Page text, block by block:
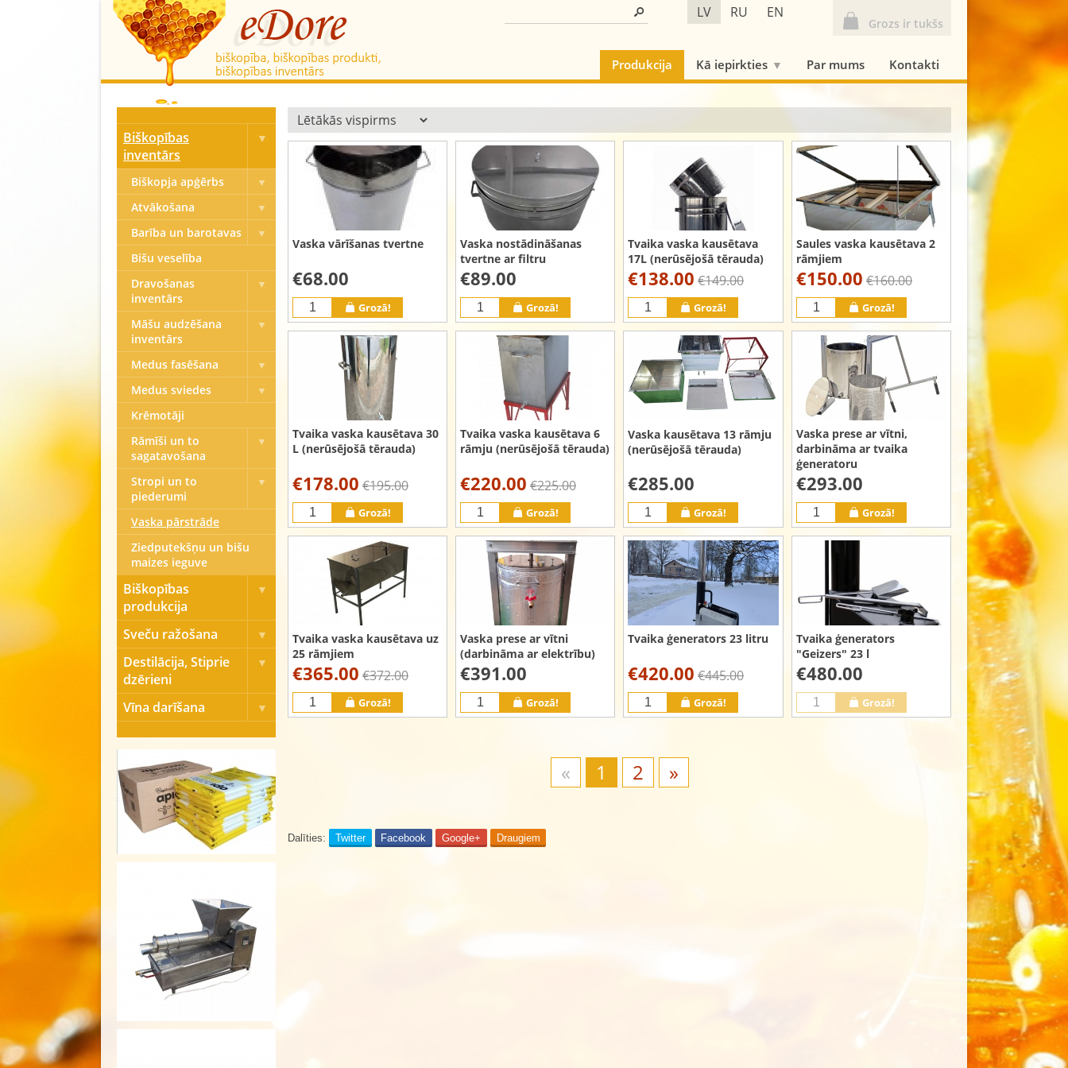
LV RU EN
Grozs ir tukšs
Produkcija Kā iepirkties Par mums Kontakti
Biškopības
inventārs
Biškopja apģērbs
Atvākošana
Barība un barotavas
Bišu veselība
Dravošanas
inventārs
Māšu audzēšana
inventārs
Medus fasēšana
Medus sviedes
Krēmotāji
Rāmīši un to
sagatavošana
Stropi un to
piederumi
Vaska pārstrāde
Ziedputekšņu un bišu
maizes ieguve
Biškopības
produkcija
Sveču ražošana
Destilācija, Stiprie
dzērieni
Vīna darīšana
Vaska vārīšanas tvertne
€68.00
Grozā!
Vaska nostādināšanas
tvertne ar filtru
€89.00
Grozā!
Tvaika vaska kausētava
17L (nerūsējošā tērauda)
€138.00 €149.00
Grozā!
Saules vaska kausētava 2
rāmjiem
€150.00 €160.00
Grozā!
Tvaika vaska kausētava 30
L (nerūsējošā tērauda)
€178.00 €195.00
Grozā!
Tvaika vaska kausētava 6
rāmju (nerūsējošā tērauda)
€220.00 €225.00
Grozā!
Vaska kausētava 13 rāmju
(nerūsējošā tērauda)
€285.00
Grozā!
Vaska prese ar vītni,
darbināma ar tvaika
ģeneratoru
€293.00
Grozā!
Tvaika vaska kausētava uz
25 rāmjiem
€365.00 €372.00
Grozā!
Vaska prese ar vītni
(darbināma ar elektrību)
€391.00
Grozā!
Tvaika ģenerators 23 litru
€420.00 €445.00
Grozā!
Tvaika ģenerators
"Geizers" 23 l
€480.00
Grozā!
« 1 2 »
Dalīties: Twitter Facebook Google+ Draugiem